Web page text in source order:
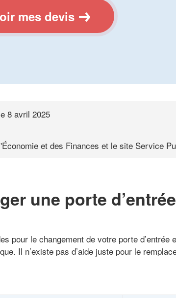
mes devis
8 avril 2025
et des Finances et le site Service
une porte
pour le changement de votre porte d’entrée
Il n’existe pas d’aide juste pour le